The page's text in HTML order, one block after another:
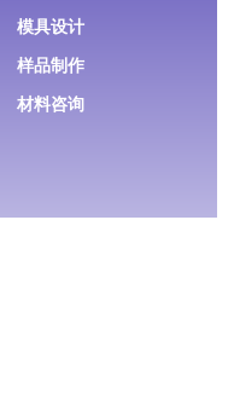
模具设计
样品制作
材料咨询